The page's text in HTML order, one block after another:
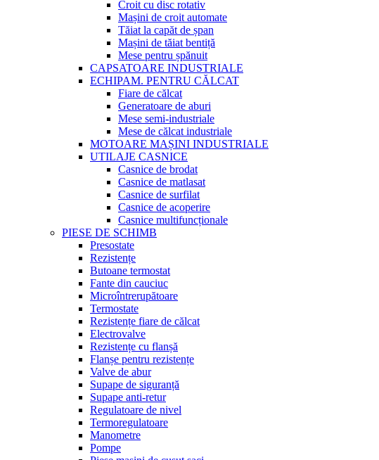
Croit cu disc rotativ
Mașini de croit automate
Tăiat la capăt de șpan
Mașini de tăiat bentiță
Mese pentru șpănuit
CAPSATOARE INDUSTRIALE
ECHIPAM. PENTRU CĂLCAT
Fiare de călcat
Generatoare de aburi
Mese semi-industriale
Mese de călcat industriale
MOTOARE MAȘINI INDUSTRIALE
UTILAJE CASNICE
Casnice de brodat
Casnice de matlasat
Casnice de surfilat
Casnice de acoperire
Casnice multifuncționale
PIESE DE SCHIMB
Presostate
Rezistențe
Butoane termostat
Fante din cauciuc
Microîntrerupătoare
Termostate
Rezistențe fiare de călcat
Electrovalve
Rezistențe cu flanșă
Flanșe pentru rezistențe
Valve de abur
Supape de siguranță
Supape anti-retur
Regulatoare de nivel
Termoregulatoare
Manometre
Pompe